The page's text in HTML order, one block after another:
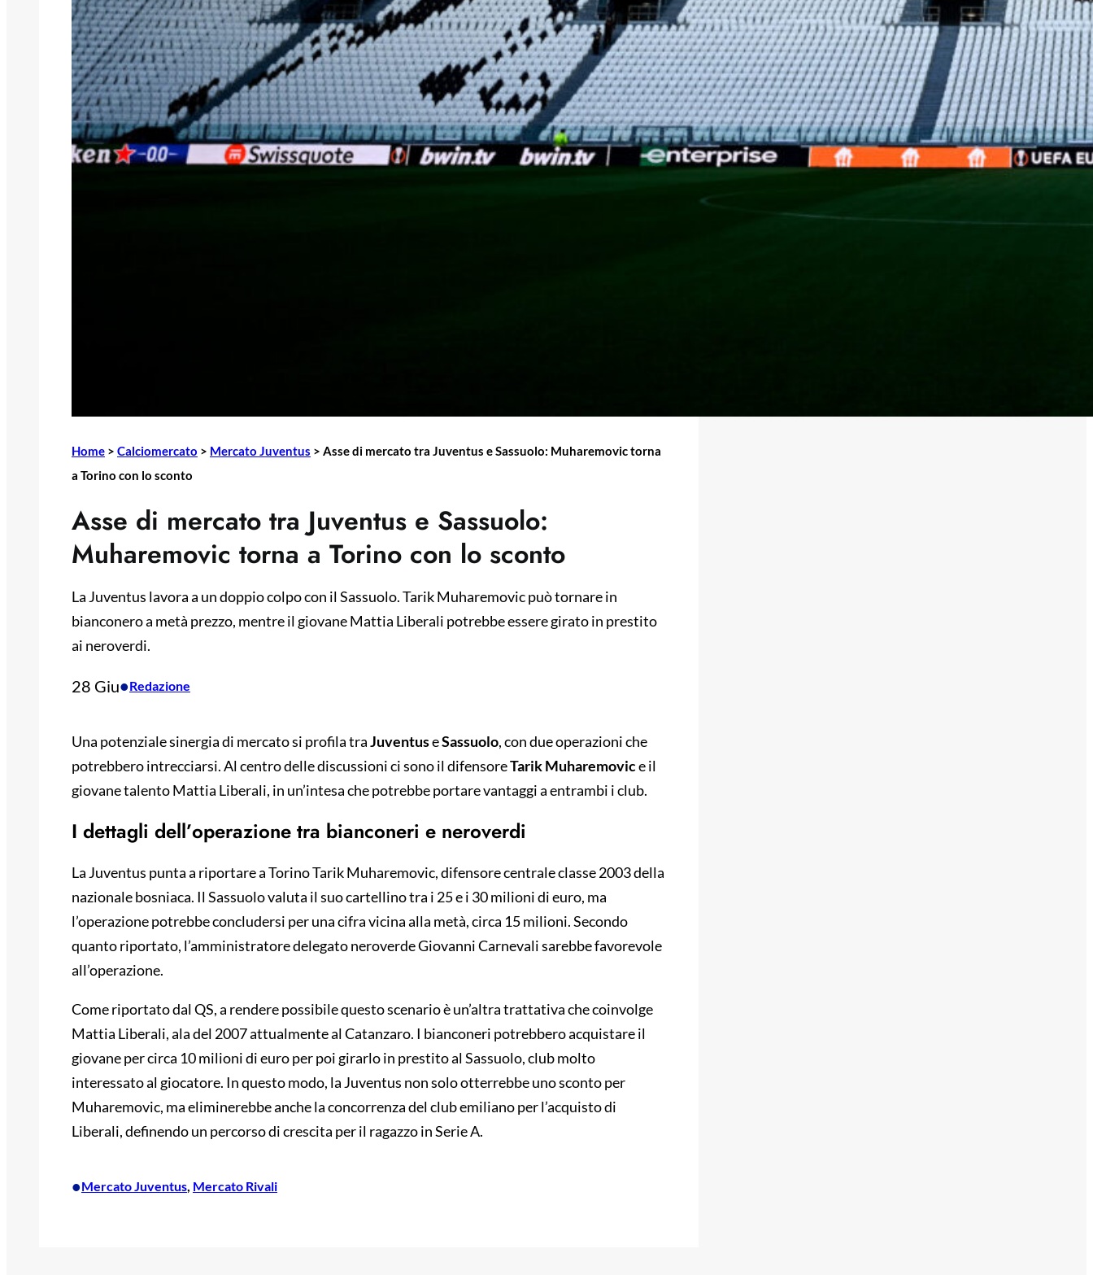
Home > Calciomercato > Mercato Juventus > Asse di mercato tra Juventus e Sassuolo: Muharemovic torna
a Torino con lo sconto
Asse di mercato tra Juventus e Sassuolo:
Muharemovic torna a Torino con lo sconto
La Juventus lavora a un doppio colpo con il Sassuolo. Tarik Muharemovic può tornare in
bianconero a metà prezzo, mentre il giovane Mattia Liberali potrebbe essere girato in prestito
ai neroverdi.
28 Giu•Redazione
Una potenziale sinergia di mercato si profila traJuventuseSassuolo, con due operazioni che
potrebbero intrecciarsi. Al centro delle discussioni ci sono il difensoreTarik Muharemovice il
giovane talento Mattia Liberali, in un’intesa che potrebbe portare vantaggi a entrambi i club.
I dettagli dell’operazione tra bianconeri e neroverdi
La Juventus punta a riportare a Torino Tarik Muharemovic, difensore centrale classe 2003 della
nazionale bosniaca. Il Sassuolo valuta il suo cartellino tra i 25 e i 30 milioni di euro, ma
l’operazione potrebbe concludersi per una cifra vicina alla metà, circa 15 milioni. Secondo
quanto riportato, l’amministratore delegato neroverde Giovanni Carnevali sarebbe favorevole
all’operazione.
Come riportato dal QS, a rendere possibile questo scenario è un’altra trattativa che coinvolge
Mattia Liberali, ala del 2007 attualmente al Catanzaro. I bianconeri potrebbero acquistare il
giovane per circa 10 milioni di euro per poi girarlo in prestito al Sassuolo, club molto
interessato al giocatore. In questo modo, la Juventus non solo otterrebbe uno sconto per
Muharemovic, ma eliminerebbe anche la concorrenza del club emiliano per l’acquisto di
Liberali, definendo un percorso di crescita per il ragazzo in Serie A.
•Mercato Juventus, Mercato Rivali